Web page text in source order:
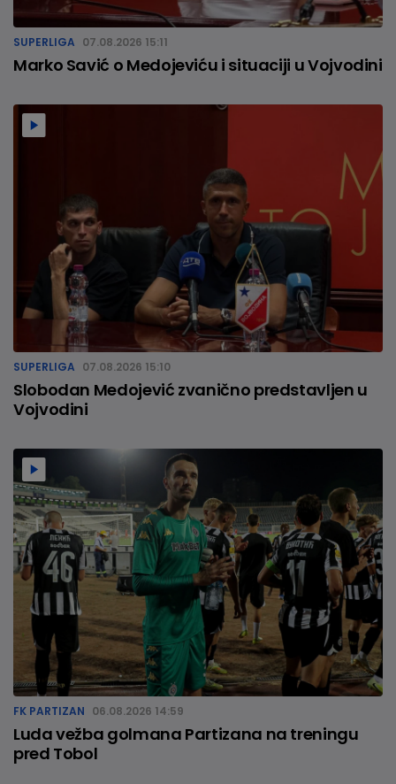
SUPERLIGA 07.08.2026 15:11
Marko Savić o Medojeviću i situaciji u Vojvodini
SUPERLIGA 07.08.2026 15:10
Slobodan Medojević zvanično predstavljen u
Vojvodini
FK PARTIZAN 06.08.2026 14:59
Luda vežba golmana Partizana na treningu
pred Tobol